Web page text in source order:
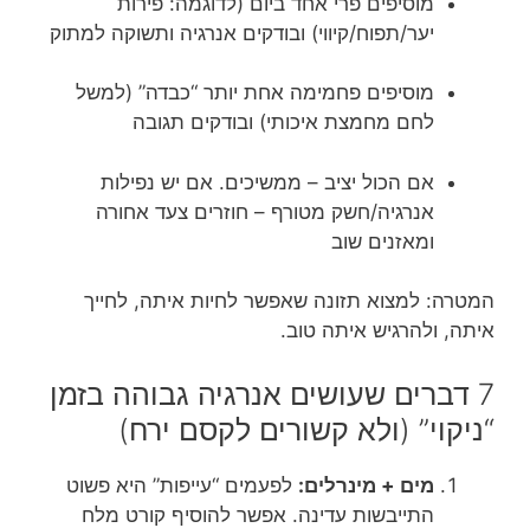
יער/תפוח/קיווי) ובודקים אנרגיה ותשוקה למתוק
מוסיפים פחמימה אחת יותר “כבדה” (למשל
לחם מחמצת איכותי) ובודקים תגובה
אם הכול יציב – ממשיכים. אם יש נפילות
אנרגיה/חשק מטורף – חוזרים צעד אחורה
ומאזנים שוב
המטרה: למצוא תזונה שאפשר לחיות איתה, לחייך
איתה, ולהרגיש איתה טוב.
7 דברים שעושים אנרגיה גבוהה בזמן
“ניקוי” (ולא קשורים לקסם ירח)
מים + מינרלים: לפעמים “עייפות” היא פשוט
התייבשות עדינה. אפשר להוסיף קורט מלח